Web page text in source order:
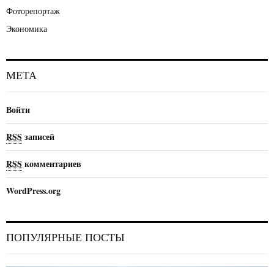
Фоторепортаж
Экономика
МЕТА
Войти
RSS записей
RSS комментариев
WordPress.org
ПОПУЛЯРНЫЕ ПОСТЫ